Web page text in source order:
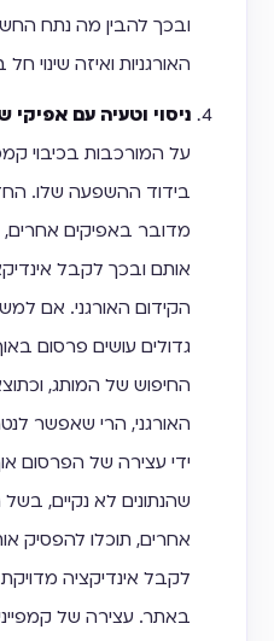
ובכך להבין מה נתח
האורגניות ואיזה שינוי
ניסוי וטעיה עם אפיקי
על המורכבות בכיבוי
בידוד ההשפעה שלו.
מדובר באפיקים אחרים,
אותם ובכך לקבל
הקידום האורגני. אם
גדולים עושים פרסום
החיפוש של המותג,
האורגני, הרי שאפשר
ידי עצירה של הפרסום
שהנתונים לא נקיים,
אחרים, תוכלו להפסיק
לקבל אינדיקציה מדויקת
באתר. עצירה של